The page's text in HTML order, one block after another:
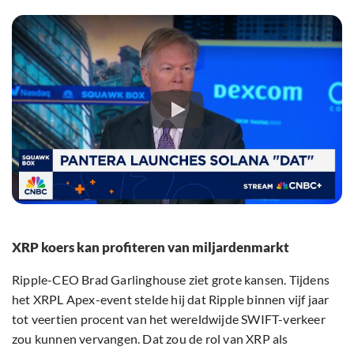
XRP koers kan profiteren van miljardenmarkt
Ripple-CEO Brad Garlinghouse ziet grote kansen. Tijdens
het XRPL Apex-event stelde hij dat Ripple binnen vijf jaar
tot veertien procent van het wereldwijde SWIFT-verkeer
zou kunnen vervangen. Dat zou de rol van XRP als